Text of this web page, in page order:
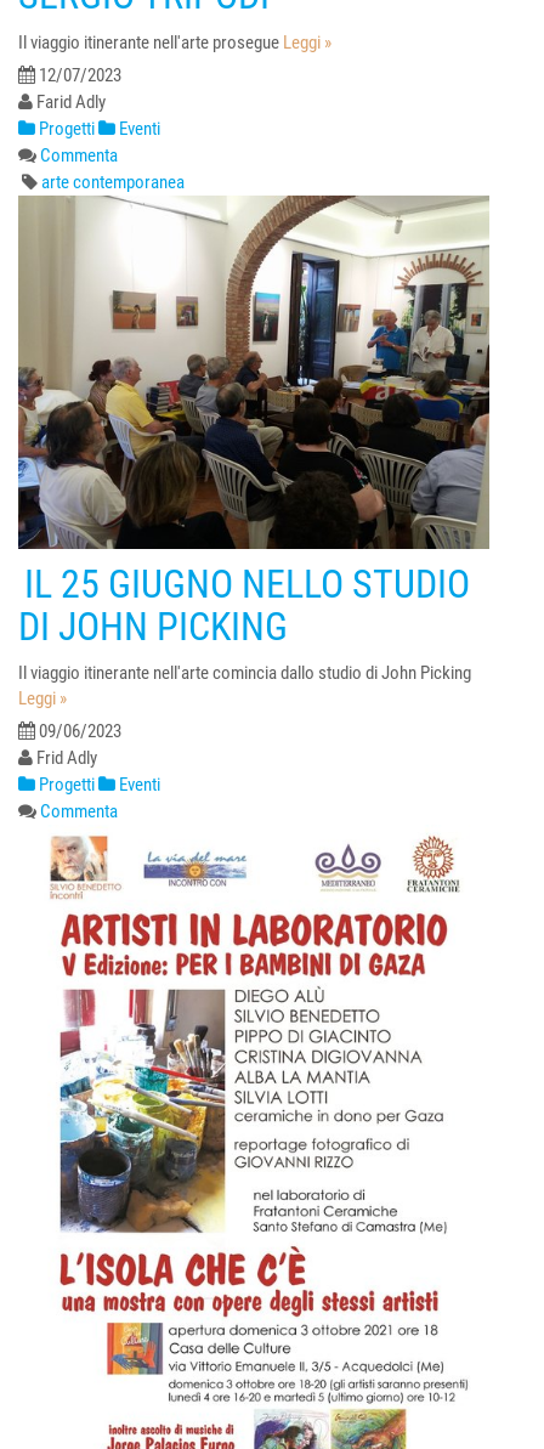
Il viaggio itinerante nell'arte prosegue Leggi »
12/07/2023
Farid Adly
Progetti
Eventi
Commenta
arte contemporanea
IL 25 GIUGNO NELLO STUDIO
DI JOHN PICKING
Il viaggio itinerante nell'arte comincia dallo studio di John Picking
Leggi »
09/06/2023
Frid Adly
Progetti
Eventi
Commenta